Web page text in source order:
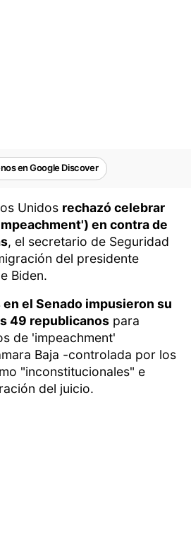
en Google Discover
Unidos rechazó celebrar
en contra de
, el secretario de Seguridad
del presidente
Biden.
en el Senado impusieron su
49 republicanos para
de 'impeachment'
Baja -controlada por los
"inconstitucionales" e
del juicio.